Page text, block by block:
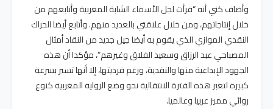
وأضاف كني أنه “قرأت لجل الأسماء الشابة المغربية وأتابعهم من
خلال إنتاجاتهم، ومن خلال علاقتي بالعديد منهم. وأتابع أيضا الحراك
النقدي الموازي الذي يقوم به أيضا جيل جديد من النقاد أمثال
المصباحي عبد الرزاق وسعيد الفلاق وغيرهم”، مؤكدا أن هذه
الجهود الإبداعية منها والنقدية، ورغم فرديتها، إلا أنها تسير بسرعة
كبيرة لتعبر هذه الفترة الانتقالية نحو وضع الرواية المغربية كنوع
روائي مميز عربيا وعالميا.